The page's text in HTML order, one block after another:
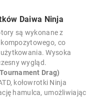
Daiwa Ninja
są wykonane z
kompozytowego, co
Wysoka
wygląd.
Drag)
kołowrotki Ninja
hamulca, umożliwiając